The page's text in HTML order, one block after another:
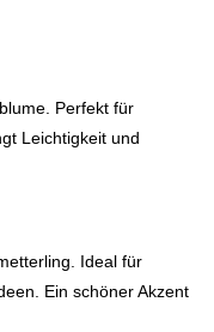
Perfekt für
Leichtigkeit und
Ideal für
Ein schöner Akzent